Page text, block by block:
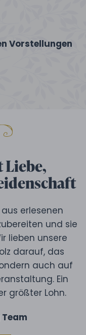
Vorstellungen
erlesenen
und sie
lieben unsere
darauf, das
auch auf
Ein
größter Lohn.